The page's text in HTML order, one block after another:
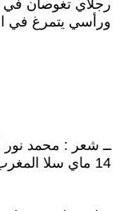
رجلاي تغوصان في
ورأسي يتمرغ في
ــ شعر : محمد نور
14 ماي سلا المغرب ...